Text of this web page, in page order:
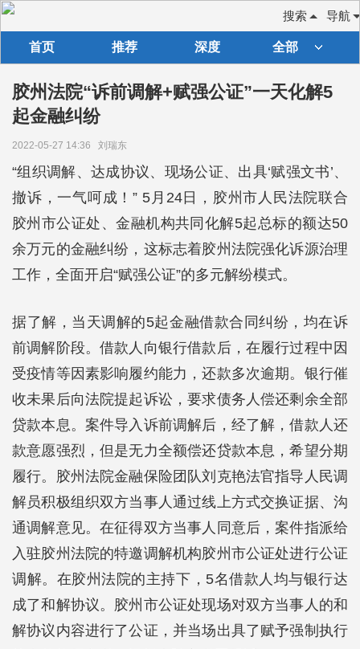
导航
搜索
首页 推荐 深度 全部
胶州法院“诉前调解+赋强公证”一天化解5
起金融纠纷
2022-05-27 14:36 刘瑞东
“组织调解、达成协议、现场公证、出具‘赋强文书’、
撤诉，一气呵成！” 5月24日，胶州市人民法院联合
胶州市公证处、金融机构共同化解5起总标的额达50
余万元的金融纠纷，这标志着胶州法院强化诉源治理
工作，全面开启“赋强公证”的多元解纷模式。
据了解，当天调解的5起金融借款合同纠纷，均在诉
前调解阶段。借款人向银行借款后，在履行过程中因
受疫情等因素影响履约能力，还款多次逾期。银行催
收未果后向法院提起诉讼，要求债务人偿还剩余全部
贷款本息。案件导入诉前调解后，经了解，借款人还
款意愿强烈，但是无力全额偿还贷款本息，希望分期
履行。胶州法院金融保险团队刘克艳法官指导人民调
解员积极组织双方当事人通过线上方式交换证据、沟
通调解意见。在征得双方当事人同意后，案件指派给
入驻胶州法院的特邀调解机构胶州市公证处进行公证
调解。在胶州法院的主持下，5名借款人均与银行达
成了和解协议。胶州市公证处现场对双方当事人的和
解协议内容进行了公证，并当场出具了赋予强制执行